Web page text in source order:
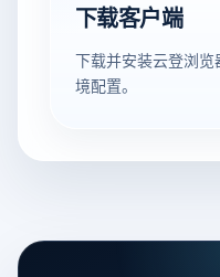
下载客户端
下载并安装云登浏
境配置。